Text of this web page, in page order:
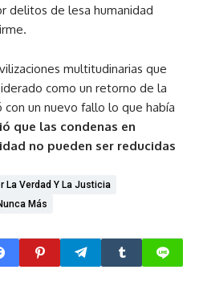
delitos de lesa humanidad
multitudinarias que
como un retorno de la
un nuevo fallo lo que había
que las condenas en
no pueden ser reducidas
La Verdad Y La Justicia
Más